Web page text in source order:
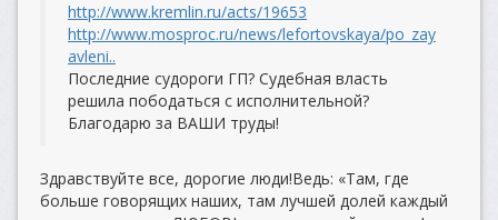
http://www.kremlin.ru/acts/19653
http://www.mosproc.ru/news/lefortovskaya/po_zay
avleni..
Последние судороги ГП? Судебная власть
решила пободаться с исполнительной?
Благодарю за ВАШИ труды!
Здравствуйте все, дорогие люди!Ведь: «Там, где
больше говорящих наших, там лучшей долей каждый